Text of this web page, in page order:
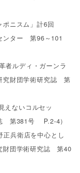
ポニスム」計6回
ンター 第96～101
者ルディ・ガーンラ
究財団学術研究誌 第
えないコルセッ
第381号 P.2-4）
兵衛店を中心とし
財団学術研究誌 第40